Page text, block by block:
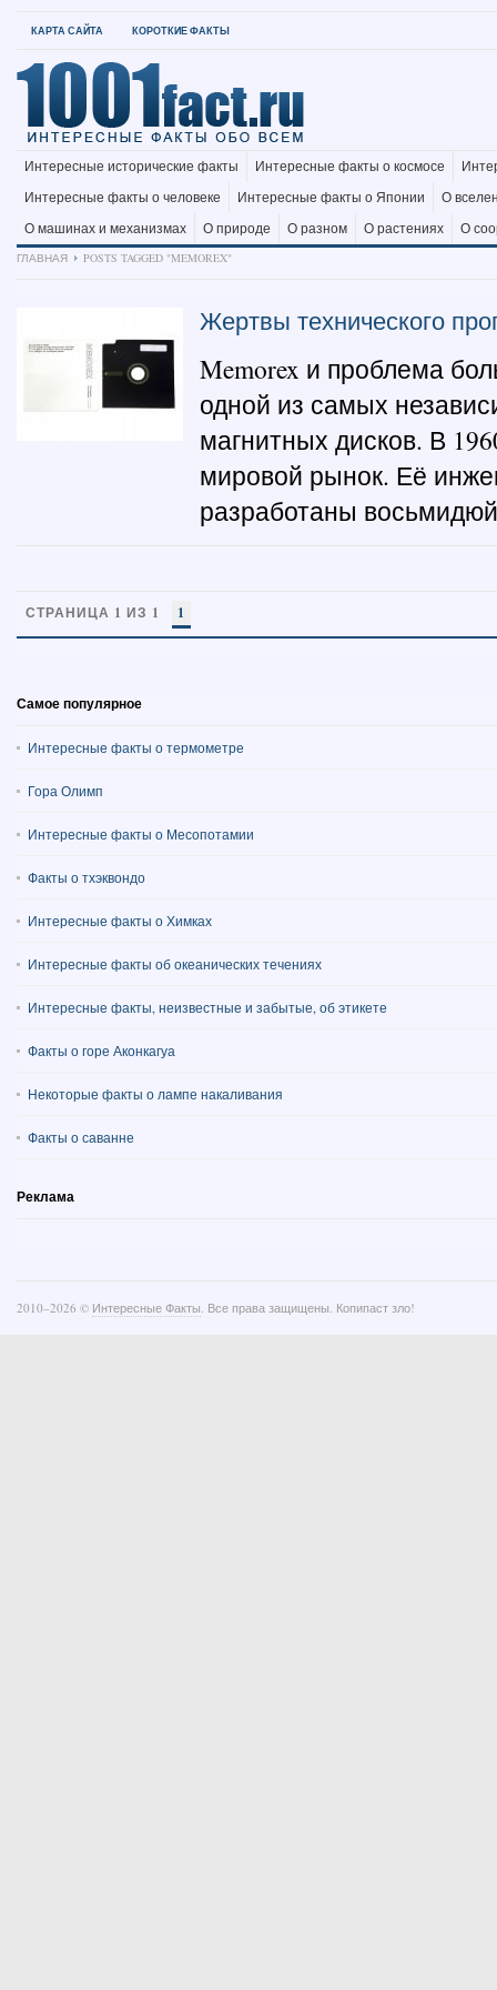
КАРТА САЙТА КОРОТКИЕ ФАКТЫ
Интересные исторические факты Интересные факты о космосе
Интересные факты о человеке
Интересные факты о Японии
О
О машинах и механизмах
О природе О разном О растениях
О
ГЛАВНАЯ
POSTS TAGGED "MEMOREX"
Жертвы технического
Memorex и проблема
одной из самых
магнитных дисков. В
мировой рынок. Её
разработаны
СТРАНИЦА 1 ИЗ 1 1
Самое популярное
Интересные факты о термометре
Гора Олимп
Интересные факты о Месопотамии
Факты о тхэквондо
Интересные факты о Химках
Интересные факты об океанических течениях
Интересные факты, неизвестные и забытые, об этикете
Факты о горе Аконкагуа
Некоторые факты о лампе накаливания
Факты о саванне
Реклама
2010–2026 © Интересные Факты. Все права защищены. Копипаст зло!